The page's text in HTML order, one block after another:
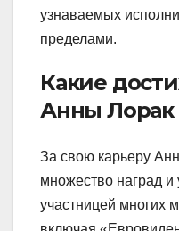
узнаваемых
пределами.
Какие
Анны Лорак
За свою карьеру
множество наград
участницей многих